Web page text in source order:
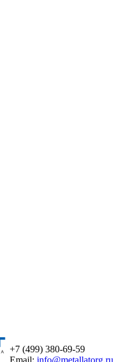
+7 (499) 380-69-59
Email: info@metallatorg.ru